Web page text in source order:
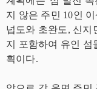
지 않은 주민 10인
넙도와 초완도, 신지
지 포함하여 유인 섬
획이다.